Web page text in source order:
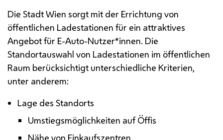
Die Stadt Wien sorgt mit der Errichtung von
öffentlichen Ladestationen für ein attraktives
Angebot für E-Auto-Nutzer*innen. Die
Standortauswahl von Ladestationen im öffentlichen
Raum berücksichtigt unterschiedliche Kriterien,
unter anderem:
Lage des Standorts
Umstiegsmöglichkeiten auf Öffis
Nähe von Einkaufszentren